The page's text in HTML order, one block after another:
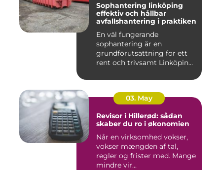
Sophantering linköping
effektiv och hållbar
avfallshantering i praktiken
En väl fungerande
sophantering är en
grundförutsättning för ett
rent och trivsamt Linköping.
03. May
Revisor i Hillerød: sådan
skaber du ro i økonomien
Når en virksomhed vokser,
vokser mængden af tal,
regler og frister med. Mange
mindre vir...